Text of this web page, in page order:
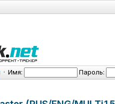
· Имя: Пароль: